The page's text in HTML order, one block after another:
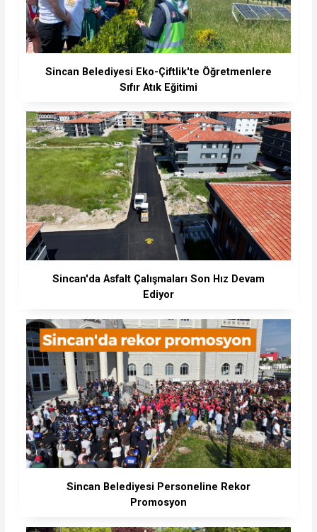
Sincan Belediyesi Eko-Çiftlik'te Öğretmenlere
Sıfır Atık Eğitimi
Sincan'da Asfalt Çalışmaları Son Hız Devam
Ediyor
Sincan Belediyesi Personeline Rekor
Promosyon